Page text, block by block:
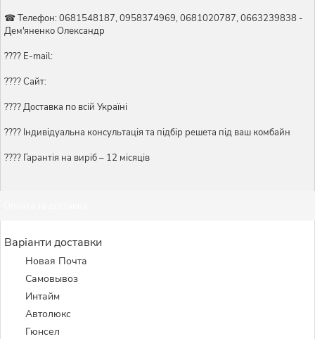
☎ Телефон: 0681548187, 0958374969, 0681020787, 0663239838 -
Дем'яненко Олександр
???? E-mail:
???? Сайт:
???? Доставка по всій Україні
????️ Індивідуальна консультація та підбір решета під ваш комбайн
???? Гарантія на виріб – 12 місяців
Варіанти доставки
Новая Почта
Самовывоз
Интайм
Автолюкс
Гюнсел